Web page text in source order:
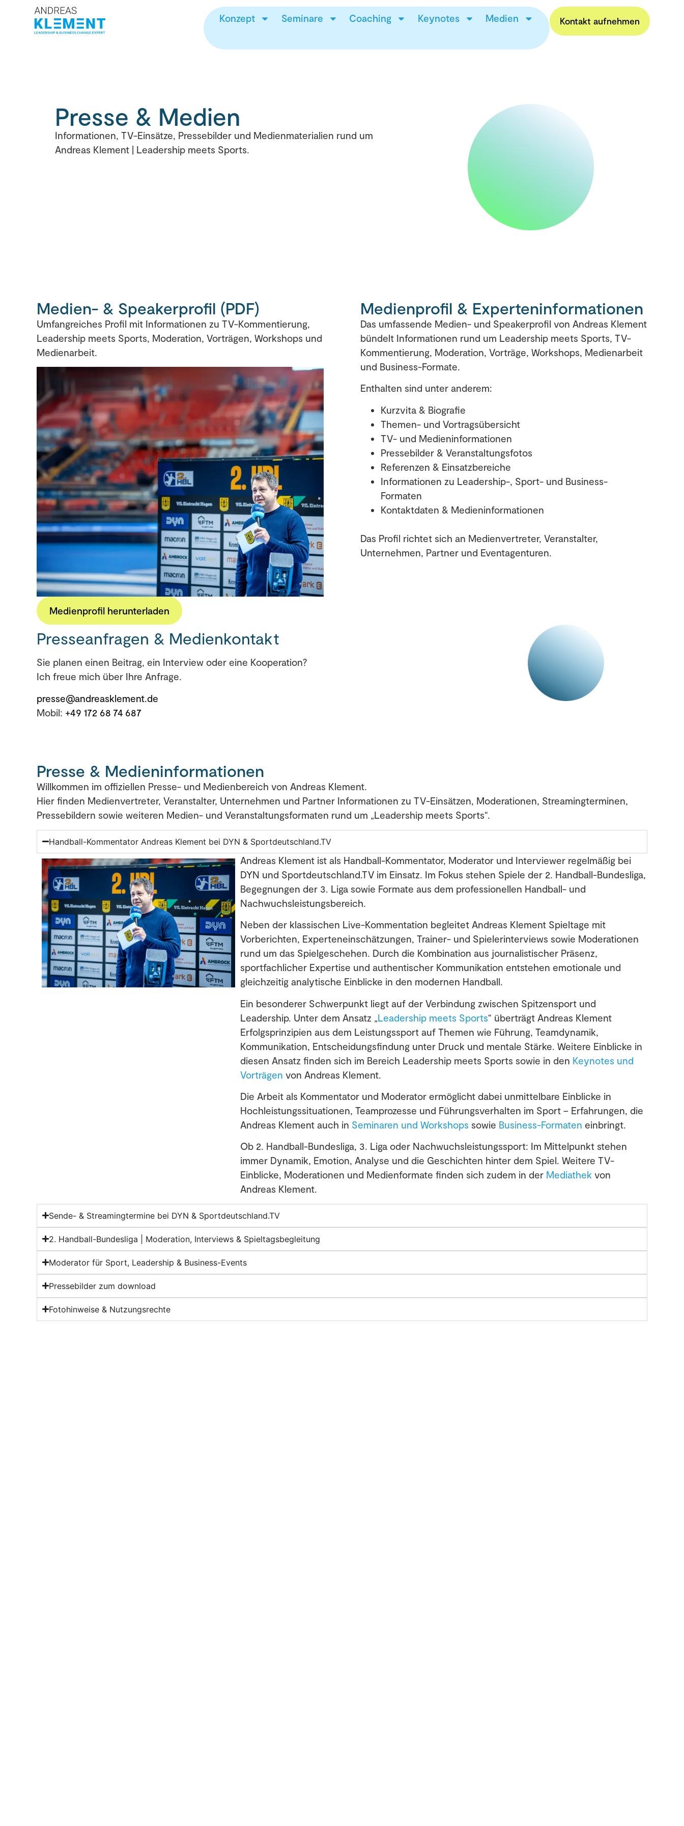
Konzept Seminare Coaching Keynotes Medien Kontakt aufnehmen
Presse & Medien
Informationen, TV-Einsätze, Pressebilder und Medienmaterialien rund um
Andreas Klement | Leadership meets Sports.
Medien- & Speakerprofil (PDF)
Umfangreiches Profil mit Informationen zu TV-Kommentierung,
Leadership meets Sports, Moderation, Vorträgen, Workshops und
Medienarbeit.
Medienprofil herunterladen
Medienprofil & Experteninformationen
Das umfassende Medien- und Speakerprofil von Andreas Klement
bündelt Informationen rund um Leadership meets Sports, TV-
Kommentierung, Moderation, Vorträge, Workshops, Medienarbeit
und Business-Formate.
Enthalten sind unter anderem:
Kurzvita & Biografie
Themen- und Vortragsübersicht
TV- und Medieninformationen
Pressebilder & Veranstaltungsfotos
Referenzen & Einsatzbereiche
Informationen zu Leadership-, Sport- und Business-
Formaten
Kontaktdaten & Medieninformationen
Das Profil richtet sich an Medienvertreter, Veranstalter,
Unternehmen, Partner und Eventagenturen.
Presseanfragen & Medienkontakt
Sie planen einen Beitrag, ein Interview oder eine Kooperation?
Ich freue mich über Ihre Anfrage.
presse@andreasklement.de
Mobil: +49 172 68 74 687
Presse & Medieninformationen
Willkommen im offiziellen Presse- und Medienbereich von Andreas Klement.
Hier finden Medienvertreter, Veranstalter, Unternehmen und Partner Informationen zu TV-Einsätzen, Moderationen, Streamingterminen,
Pressebildern sowie weiteren Medien- und Veranstaltungsformaten rund um „Leadership meets Sports“.
Handball-Kommentator Andreas Klement bei DYN & Sportdeutschland.TV
Andreas Klement ist als Handball-Kommentator, Moderator und Interviewer regelmäßig bei
DYN und Sportdeutschland.TV im Einsatz. Im Fokus stehen Spiele der 2. Handball-Bundesliga,
Begegnungen der 3. Liga sowie Formate aus dem professionellen Handball- und
Nachwuchsleistungsbereich.
Neben der klassischen Live-Kommentation begleitet Andreas Klement Spieltage mit
Vorberichten, Experteneinschätzungen, Trainer- und Spielerinterviews sowie Moderationen
rund um das Spielgeschehen. Durch die Kombination aus journalistischer Präsenz,
sportfachlicher Expertise und authentischer Kommunikation entstehen emotionale und
gleichzeitig analytische Einblicke in den modernen Handball.
Ein besonderer Schwerpunkt liegt auf der Verbindung zwischen Spitzensport und
Leadership. Unter dem Ansatz „ Leadership meets Sports“ überträgt Andreas Klement
Erfolgsprinzipien aus dem Leistungssport auf Themen wie Führung, Teamdynamik,
Kommunikation, Entscheidungsfindung unter Druck und mentale Stärke. Weitere Einblicke in
diesen Ansatz finden sich im Bereich Leadership meets Sports sowie in den Keynotes und
Vorträgen von Andreas Klement.
Die Arbeit als Kommentator und Moderator ermöglicht dabei unmittelbare Einblicke in
Hochleistungssituationen, Teamprozesse und Führungsverhalten im Sport – Erfahrungen, die
Andreas Klement auch in Seminaren und Workshops sowie Business-Formaten einbringt.
Ob 2. Handball-Bundesliga, 3. Liga oder Nachwuchsleistungssport: Im Mittelpunkt stehen
immer Dynamik, Emotion, Analyse und die Geschichten hinter dem Spiel. Weitere TV-
Einblicke, Moderationen und Medienformate finden sich zudem in der Mediathek von
Andreas Klement.
Sende- & Streamingtermine bei DYN & Sportdeutschland.TV
2. Handball-Bundesliga | Moderation, Interviews & Spieltagsbegleitung
Moderator für Sport, Leadership & Business-Events
Pressebilder zum download
Fotohinweise & Nutzungsrechte